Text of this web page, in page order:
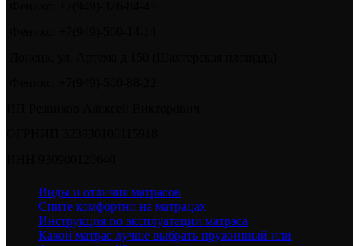
Виды и отличия матрасов
Спите комфортно на матрацах
Инструкция по эксплуатации матраса
Какой матрас лучше выбрать пружинный или